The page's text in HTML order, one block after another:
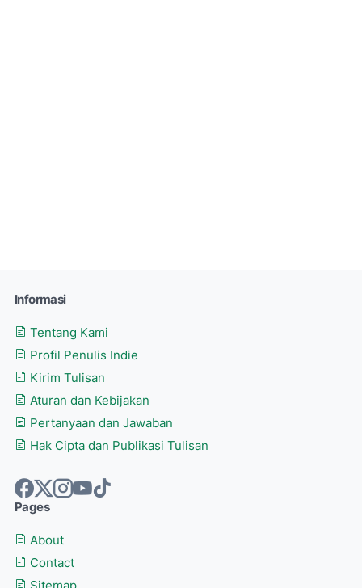
Informasi
Tentang Kami
Profil Penulis Indie
Kirim Tulisan
Aturan dan Kebijakan
Pertanyaan dan Jawaban
Hak Cipta dan Publikasi Tulisan
Pages
About
Contact